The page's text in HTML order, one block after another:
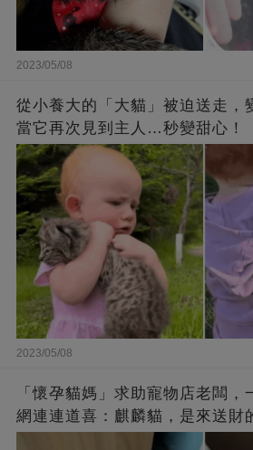
2023/05/08
從小養大的「大貓」被迫送走，
當它再次見到主人…秒變甜心！
2023/05/08
「懷孕貓媽」求助寵物店老闆，
網連連道喜：麒麟貓，是來送財